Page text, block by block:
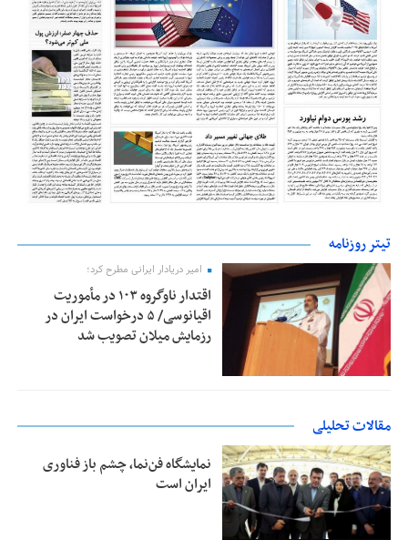
تیتر روزنامه
امیر دریادار ایرانی مطرح کرد؛
اقتدار ناوگروه ۱۰۳ در مأموریت‌
اقیانوسی/ ۵ درخواست ایران در
رزمایش میلان تصویب شد
مقالات تحلیلی
نمایشگاه فن‌نما، چشم باز فناوری
ایران است